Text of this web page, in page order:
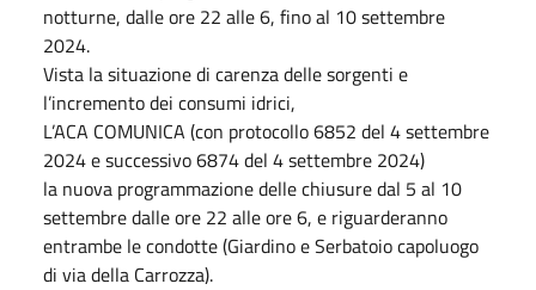
notturne, dalle ore 22 alle 6, fino al 10 settembre
2024.
Vista la situazione di carenza delle sorgenti e
l’incremento dei consumi idrici,
L’ACA COMUNICA (con protocollo 6852 del 4 settembre
2024 e successivo 6874 del 4 settembre 2024)
la nuova programmazione delle chiusure dal 5 al 10
settembre dalle ore 22 alle ore 6, e riguarderanno
entrambe le condotte (Giardino e Serbatoio capoluogo
di via della Carrozza).